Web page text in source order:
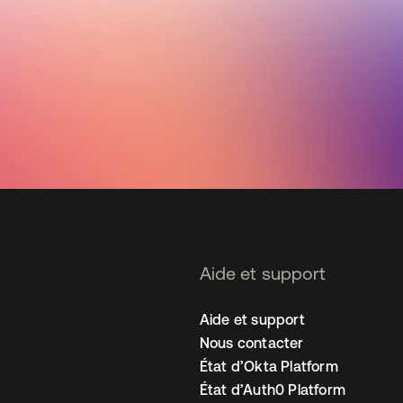
Aide et support
Aide et support
Nous contacter
État d’Okta Platform
État d’Auth0 Platform